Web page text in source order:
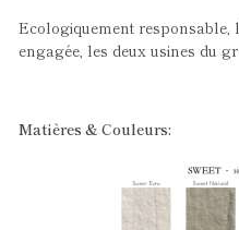
Ecologiquement responsable,
engagée, les deux usines du
Matières & Couleurs: